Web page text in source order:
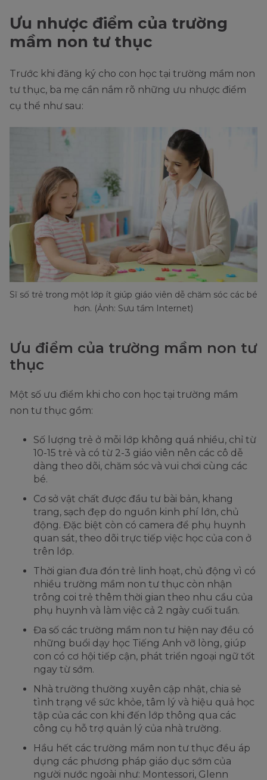
Ưu nhược điểm của trường
mầm non tư thục
Trước khi đăng ký cho con học tại trường mầm non
tư thục, ba mẹ cần nắm rõ những ưu nhược điểm
cụ thể như sau:
Sĩ số trẻ trong một lớp ít giúp giáo viên dễ chăm sóc các bé
hơn. (Ảnh: Sưu tầm Internet)
Ưu điểm của trường mầm non tư
thục
Một số ưu điểm khi cho con học tại trường mầm
non tư thục gồm:
Số lượng trẻ ở mỗi lớp không quá nhiều, chỉ từ
10-15 trẻ và có từ 2-3 giáo viên nên các cô dễ
dàng theo dõi, chăm sóc và vui chơi cùng các
bé.
Cơ sở vật chất được đầu tư bài bản, khang
trang, sạch đẹp do nguồn kinh phí lớn, chủ
động. Đặc biệt còn có camera để phụ huynh
quan sát, theo dõi trực tiếp việc học của con ở
trên lớp.
Thời gian đưa đón trẻ linh hoạt, chủ động vì có
nhiều trường mầm non tư thục còn nhận
trông coi trẻ thêm thời gian theo nhu cầu của
phụ huynh và làm việc cả 2 ngày cuối tuần.
Đa số các trường mầm non tư hiện nay đều có
những buổi dạy học Tiếng Anh vỡ lòng, giúp
con có cơ hội tiếp cận, phát triển ngoại ngữ tốt
ngay từ sớm.
Nhà trường thường xuyên cập nhật, chia sẻ
tình trạng về sức khỏe, tâm lý và hiệu quả học
tập của các con khi đến lớp thông qua các
công cụ hỗ trợ quản lý của nhà trường.
Hầu hết các trường mầm non tư thục đều áp
dụng các phương pháp giáo dục sớm của
người nước ngoài như: Montessori, Glenn